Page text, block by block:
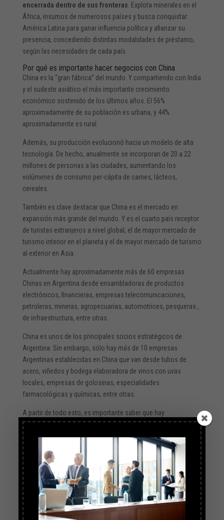
encerrada dentro de sus fronteras . Explota minerales en el
África, insumos de numerosos países y busca conquistar
América Latina para ganar influencia política y afianzar su
presencia, concediendo distintas modalidades de préstamo,
según las necesidades de cada país.
Por qué es importante hacer negocios con China
China es la “gran fábrica” del mundo. Y compartiendo con India
y el sudeste asiático el más importante crecimiento
económico sostenido de los últimos años. El 56%
aproximadamente de su población es urbana, y 44%
aproximadamente es rural.
Además, su producción evolucionó hacia un modelo de alta
tecnología. De hecho, anualmente se incorporan de 20 a 22
millones de personas a las ciudades, aumentando los
volúmenes de consumo per-cápita de carnes, lácteos,
cereales.
También es clave destacar que China es el mercado en
expansión más grande del mundo. Y es el cuarto país receptor
de turistas extranjeros a nivel global, el de mayor mercado de
turismo interior en el planeta y el de mayor mercado de turismo
al exterior en Asia.
Actualmente hay aproximadamente más de 60 empresas
Chinas en Argentina desde ensambladoras de productos
electrónicos, financieras, empresas telecomunicaciones,
petroleras, mineras, agropecuarias, automotrices, pesqueras ,
de infraestructura, entre otras.
China es unos de los principales socios estratégicos de
Argentina. Sin embargo, sólo hay más de 10 empresas
Argentinas establecidas en China que van desde tubos de
acero, viñedos y bodega elaboradora de vinos con uvas
locales, empresas de golosinas, especialidades
farmacológicas y químicas, entre otras.
A partir de todo esto, es importante saber que hay
muchas oportunidades para poder comenzar negocios con
china. Y, también, muchosbeneficios para las empresas
PyMES
. Quizás sea hora de conocer en profundidad al país
más importante de Asia.
Fuente: https://www.a24.com/pymes/por-que-china-le-
interesa-tanto-hacer-negocios-america-latina-n998080